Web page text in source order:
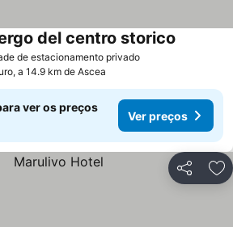
de estacionamento privado
del centro storico
a 14.9 km de Ascea
ver os preços
Ver preços
Partilhar